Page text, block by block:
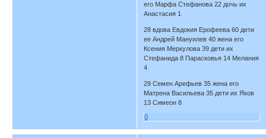
его Марфа Стефанова 22 дочь их
Анастасия 1
28 вдова Евдокия Ерофеева 60 дети
ее Андрей Мануилев 40 жена его
Ксения Меркулова 39 дети их
Стефанида 8 Парасковья 14 Мелания
4
29 Семен Арефьев 35 жена его
Матрена Васильева 35 дети их Яков
13 Симеон 8
0